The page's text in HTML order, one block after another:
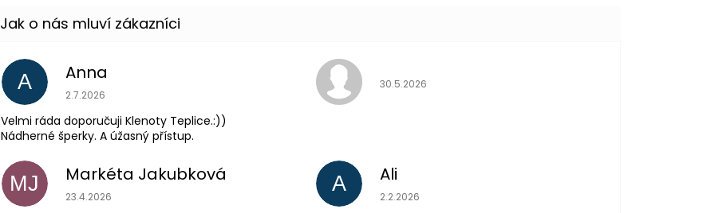
A Anna
Hodnocení obchodu je 5 z 5 hvězdiček.
2.7.2026
Velmi ráda doporučuji Klenoty Teplice.:))
Nádherné šperky. A úžasný přístup.
Hodnocení obchodu je 5 z 5 hvězdiček.
30.5.2026
MJ Markéta Jakubková
Hodnocení obchodu je 5 z 5 hvězdiček.
23.4.2026
A Ali
Hodnocení obchodu je 5 z 5 hvězdiček.
2.2.2026